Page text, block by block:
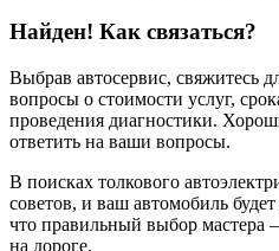
Найден! Как связаться?
Выбрав автосервис, свяжитесь
вопросы о стоимости услуг,
проведения диагностики.
ответить на ваши вопросы.
В поисках толкового
советов, и ваш автомобиль
что правильный выбор мастера
на дороге.